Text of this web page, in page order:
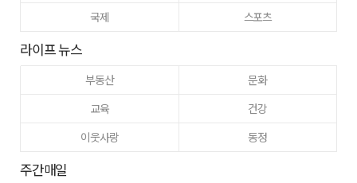
국제
스포츠
라이프 뉴스
부동산
문화
교육
건강
이웃사랑
동정
주간매일